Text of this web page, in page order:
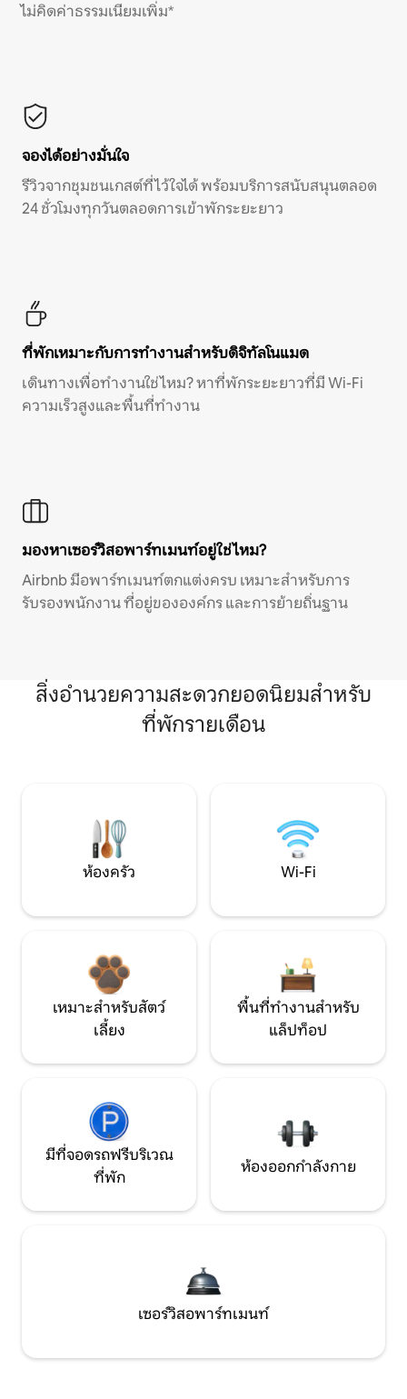
ไม่คิดค่าธรรมเนียมเพิ่ม*
จองได้อย่างมั่นใจ
รีวิวจากชุมชนเกสต์ที่ไว้ใจได้ พร้อมบริการสนับสนุนตลอด
24 ชั่วโมงทุกวันตลอดการเข้าพักระยะยาว
ที่พักเหมาะกับการทำงานสำหรับดิจิทัลโนแมด
เดินทางเพื่อทำงานใช่ไหม? หาที่พักระยะยาวที่มี Wi-Fi
ความเร็วสูงและพื้นที่ทำงาน
มองหาเซอร์วิสอพาร์ทเมนท์อยู่ใช่ไหม?
Airbnb มีอพาร์ทเมนท์ตกแต่งครบ เหมาะสำหรับการ
รับรองพนักงาน ที่อยู่ขององค์กร และการย้ายถิ่นฐาน
สิ่งอำนวยความสะดวกยอดนิยมสำหรับ
ที่พักรายเดือน
ห้องครัว Wi-Fi
เหมาะสำหรับสัตว์
เลี้ยง
พื้นที่ทำงานสำหรับ
แล็ปท็อป
มีที่จอดรถฟรีบริเวณ
ที่พัก
ห้องออกกำลังกาย
เซอร์วิสอพาร์ทเมนท์